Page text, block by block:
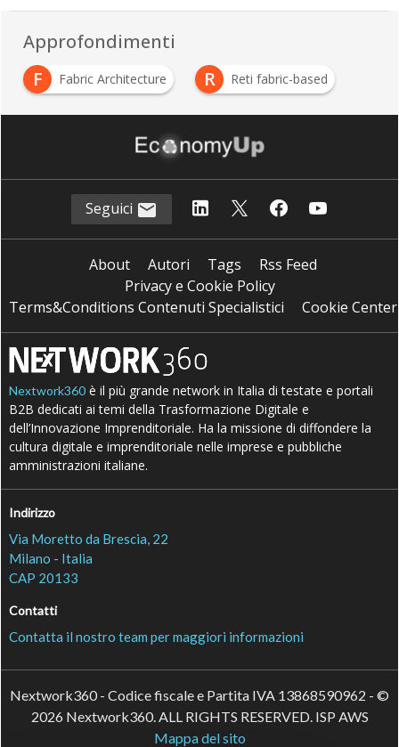
Approfondimenti
F
Fabric Architecture R Reti fabric-based
Seguici
About Autori Tags
Rss Feed
Privacy e Cookie Policy
Terms&Conditions Contenuti Specialistici
Cookie Center
Nextwork360 è il più grande network in Italia di testate e portali
B2B dedicati ai temi della Trasformazione Digitale e
dell’Innovazione Imprenditoriale. Ha la missione di diffondere la
cultura digitale e imprenditoriale nelle imprese e pubbliche
amministrazioni italiane.
Indirizzo
Via Moretto da Brescia, 22
Milano - Italia
CAP 20133
Contatti
Contatta il nostro team per maggiori informazioni
Nextwork360 - Codice fiscale e Partita IVA 13868590962 - ©
2026 Nextwork360. ALL RIGHTS RESERVED. ISP AWS
Mappa del sito